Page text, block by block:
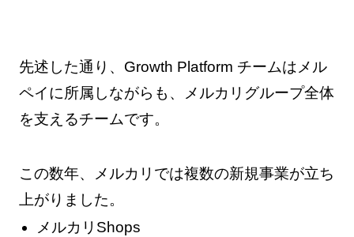
先述した通り、Growth Platform チームはメル
ペイに所属しながらも、メルカリグループ全体
を支えるチームです。
この数年、メルカリでは複数の新規事業が立ち
上がりました。
メルカリShops